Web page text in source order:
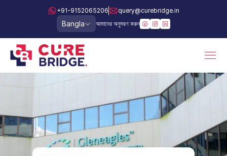
+91-9152065206 query@curebridge.in
Select Language
Bangla আমাদের অনুসরণ করুন